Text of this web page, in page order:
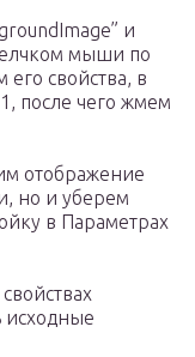
и
мыши по
свойства, в
после чего жмем
отображение
но и уберем
в Параметрах
исходные